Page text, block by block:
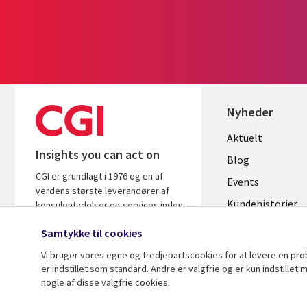
Insights you can act on
CGI er grundlagt i 1976 og en af
verdens største leverandører af
konsulentydelser og services inden
leverer indsigt og løsninger, der
Nyheder
Useful
links
DENMARK
Aktuelt
Blog
Events
Kundehistorier
Samtykke til cookies
Vi bruger vores egne og tredjepartscookies for at levere en
er indstillet som standard. Andre er valgfrie og er kun indstillet
nogle af disse valgfrie cookies.